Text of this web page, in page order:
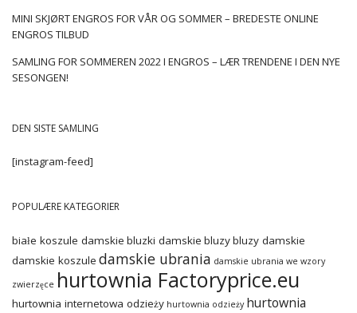
MINI SKJØRT ENGROS FOR VÅR OG SOMMER – BREDESTE ONLINE
ENGROS TILBUD
SAMLING FOR SOMMEREN 2022 I ENGROS – LÆR TRENDENE I DEN NYE
SESONGEN!
DEN SISTE SAMLING
[instagram-feed]
POPULÆRE KATEGORIER
białe koszule damskie bluzki damskie bluzybluzy damskie
damskie koszule damskie ubrania damskie ubrania we wzory
zwierzęce hurtownia Factoryprice.eu
hurtownia internetowa odzieży hurtownia odzieży hurtownia